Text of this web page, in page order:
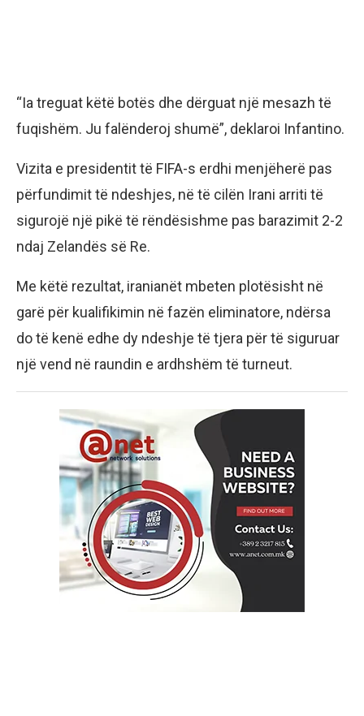
“Ia treguat këtë botës dhe dërguat një mesazh të
fuqishëm. Ju falënderoj shumë”, deklaroi Infantino.
Vizita e presidentit të FIFA-s erdhi menjëherë pas
përfundimit të ndeshjes, në të cilën Irani arriti të
sigurojë një pikë të rëndësishme pas barazimit 2-2
ndaj Zelandës së Re.
Me këtë rezultat, iranianët mbeten plotësisht në
garë për kualifikimin në fazën eliminatore, ndërsa
do të kenë edhe dy ndeshje të tjera për të siguruar
një vend në raundin e ardhshëm të turneut.